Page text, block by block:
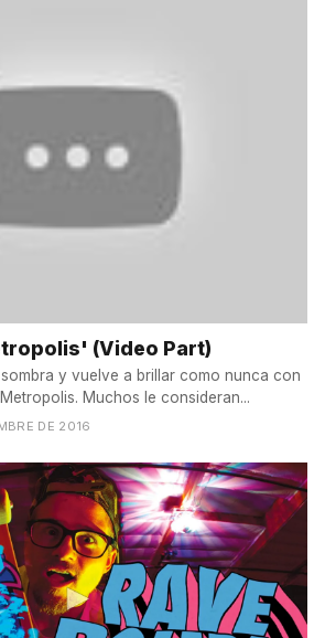
(Video Part)
y vuelve a brillar como nunca con
Muchos le consideran...
DE 2016